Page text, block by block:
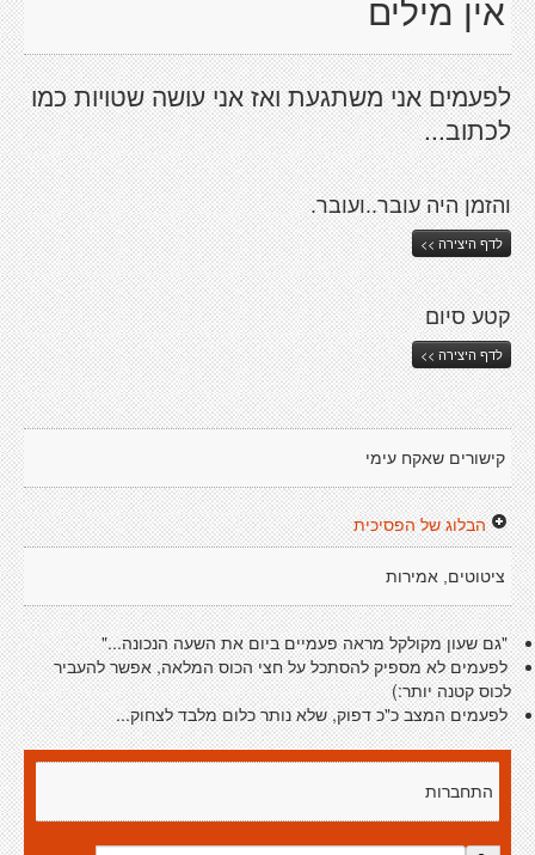
אין מילים
לפעמים אני משתגעת ואז אני עושה שטויות כמו
לכתוב...
והזמן היה עובר..ועובר.
לדף היצירה >>
קטע סיום
לדף היצירה >>
קישורים שאקח עימי
הבלוג של הפסיכית
ציטוטים, אמירות
"גם שעון מקולקל מראה פעמיים ביום את השעה הנכונה..."
לפעמים לא מספיק להסתכל על חצי הכוס המלאה, אפשר להעביר
לכוס קטנה יותר:)
לפעמים המצב כ"כ דפוק, שלא נותר כלום מלבד לצחוק...
התחברות